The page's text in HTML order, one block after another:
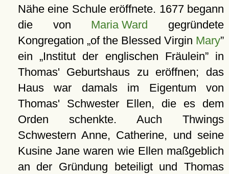
Nähe eine Schule eröffnete. 1677 begann
die von Maria Ward gegründete
Kongregation of the Blessed Virgin Mary
ein Institut der englischen Fräulein in
Thomas' Geburtshaus zu eröffnen; das
Haus war damals im Eigentum von
Thomas' Schwester Ellen, die es dem
Orden schenkte. Auch Thwings
Schwestern Anne, Catherine, und seine
Kusine Jane waren wie Ellen maßgeblich
an der Gründung beteiligt und Thomas